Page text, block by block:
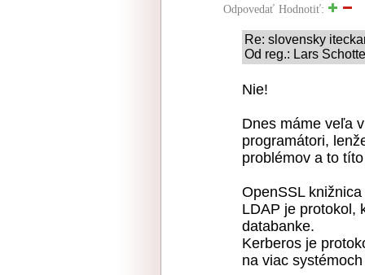
Odpovedať Hodnotiť:
Re: slovensky
Od reg.: Lars
Nie!
Dnes máme veľa
programátori,
problémov a to
OpenSSL
LDAP je protokol,
databanke.
Kerberos je
na viac